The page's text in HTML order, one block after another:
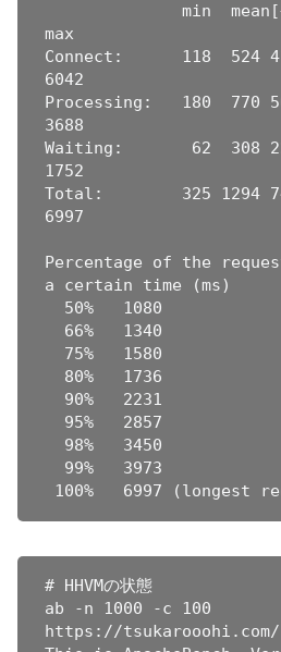
              min  mean[+/-sd] median
max
Connect:      118  524
6042
Processing:   180  770
3688
Waiting:       62  308
1752
Total:        325 1294
6997
Percentage of the
a certain time (ms)
# HHVMの状態
ab -n 1000 -c 100
https://tsukarooohi.com/